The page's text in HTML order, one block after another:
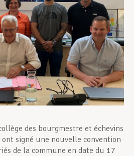
des bourgmestre et échevins
ont signé une nouvelle convention
de la commune en date du 17